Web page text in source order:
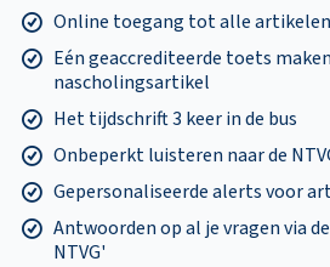
Online toegang tot alle artikelen
Eén geaccrediteerde toets
nascholingsartikel
Het tijdschrift 3 keer in de bus
Onbeperkt luisteren naar de
Gepersonaliseerde alerts voor
Antwoorden op al je vragen via
NTVG'